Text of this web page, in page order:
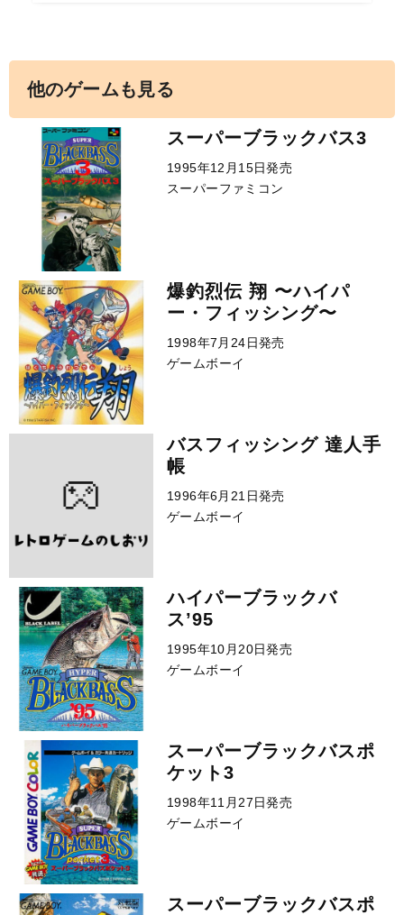
他のゲームも見る
スーパーブラックバス3
1995年12月15日発売
スーパーファミコン
爆釣烈伝 翔 〜ハイパ
ー・フィッシング〜
1998年7月24日発売
ゲームボーイ
バスフィッシング 達人手
帳
1996年6月21日発売
ゲームボーイ
ハイパーブラックバ
ス’95
1995年10月20日発売
ゲームボーイ
スーパーブラックバスポ
ケット3
1998年11月27日発売
ゲームボーイ
スーパーブラックバスポ